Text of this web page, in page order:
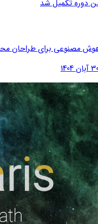
دوره تکمیل شد
مصنوعی برای طراحان